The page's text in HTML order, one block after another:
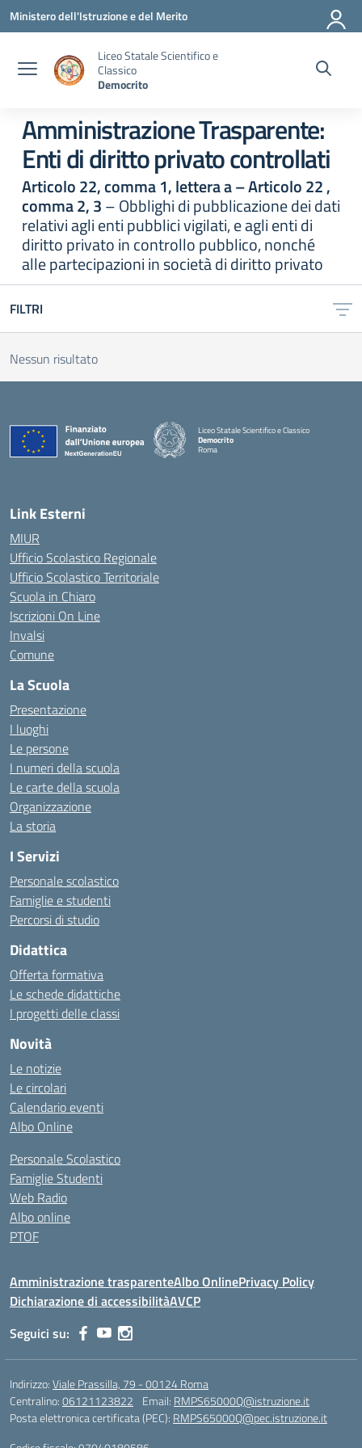
Vai ai contenuti
Vai al menu di navigazione
Vai al footer
Ministero dell'Istruzione e del Merito
Liceo Statale Scientifico e
Classico
Democrito
Amministrazione Trasparente:
Enti di diritto privato controllati
Articolo 22, comma 1, lettera a – Articolo 22 ,
comma 2, 3– Obblighi di pubblicazione dei dati
relativi agli enti pubblici vigilati, e agli enti di
diritto privato in controllo pubblico, nonché
alle partecipazioni in società di diritto privato
FILTRI
Nessun risultato
Liceo Statale Scientifico e Classico
Democrito
Roma
Link Esterni
MIUR
Ufficio Scolastico Regionale
Ufficio Scolastico Territoriale
Scuola in Chiaro
Iscrizioni On Line
Invalsi
Comune
La Scuola
Presentazione
I luoghi
Le persone
I numeri della scuola
Le carte della scuola
Organizzazione
La storia
I Servizi
Personale scolastico
Famiglie e studenti
Percorsi di studio
Didattica
Offerta formativa
Le schede didattiche
I progetti delle classi
Novità
Le notizie
Le circolari
Calendario eventi
Albo Online
Personale Scolastico
Famiglie Studenti
Web Radio
Albo online
PTOF
Amministrazione trasparenteAlbo OnlinePrivacy Policy
Dichiarazione di accessibilitàAVCP
Seguici su:
Indirizzo:Viale Prassilla, 79 - 00124 Roma
Centralino:06121123822 Email: RMPS65000Q@istruzione.it
Posta elettronica certificata (PEC): RMPS65000Q@pec.istruzione.it